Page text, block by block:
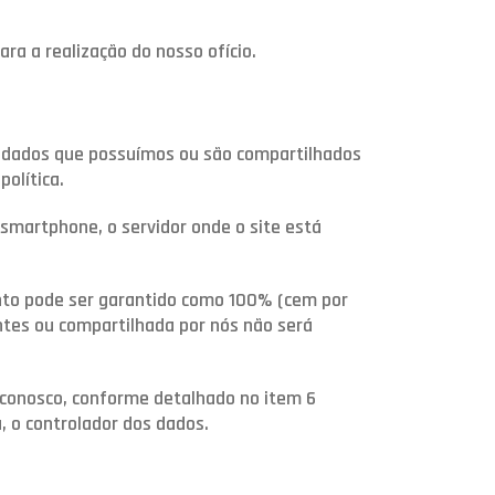
a realização do nosso ofício.
que possuímos ou são compartilhados
o servidor onde o site está
pode ser garantido como 100% (cem por
ou compartilhada por nós não será
conforme detalhado no item 6
o controlador dos dados.